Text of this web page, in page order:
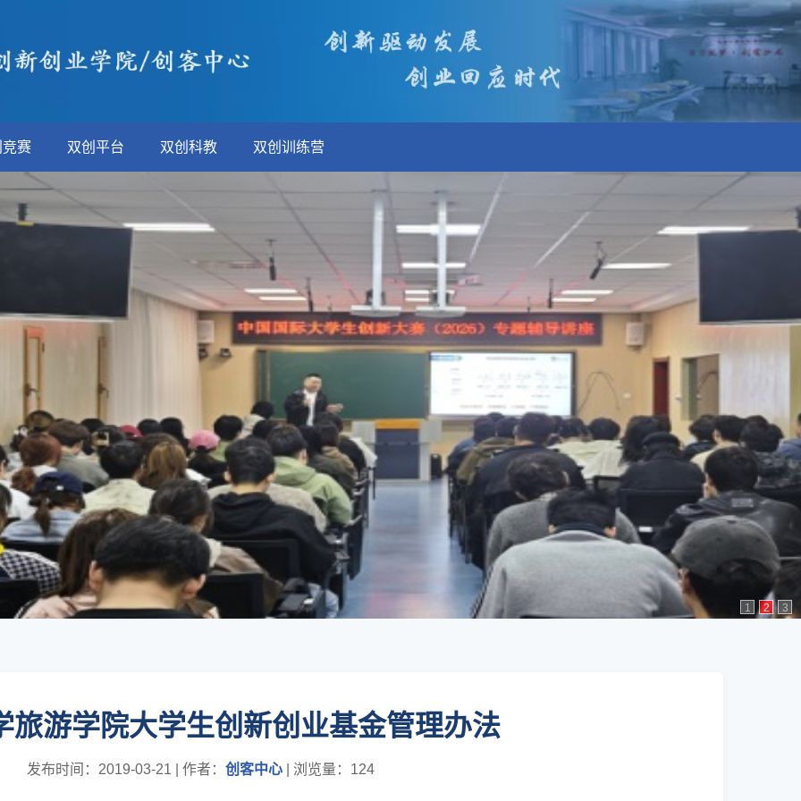
赛 双创平台 双创科教 双创训练营
1 2 3
旅游学院大学生创新创业基金管理办法
发布时间：2019-03-21 作者： 创客中心| 浏览量： 124